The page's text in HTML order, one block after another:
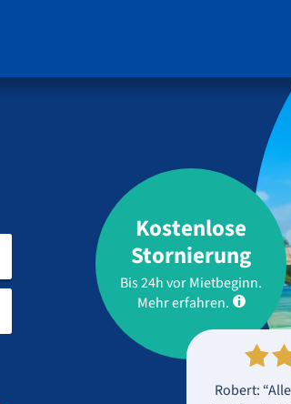
Rückgabe
Kostenlose
Stornierung
Bis 24h vor Mietbeginn.
Mehr erfahren.
Robert: